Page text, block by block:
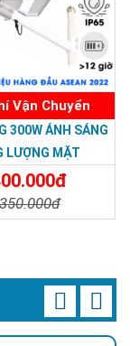
trời tại Hoàng
với nhu cầu sử
Vận Chuyển
300W ÁNH SÁNG
LƯỢNG MẶT
Light 300W